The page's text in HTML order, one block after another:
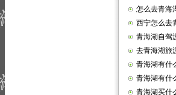
怎么去青海
西宁怎么去
青海湖自驾
去青海湖旅
青海湖有什
青海湖有什
青海湖买什